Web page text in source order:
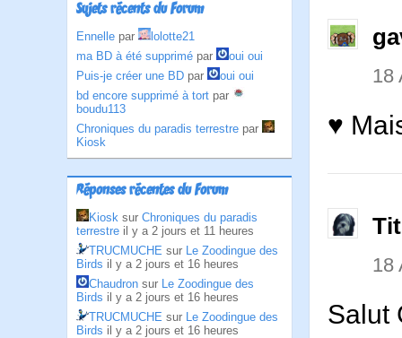
Sujets récents du Forum
Ennelle par
lolotte21
ma BD à été supprimé par
oui oui
Puis-je créer une BD par
oui oui
bd encore supprimé à tort par
boudu113
Chroniques du paradis terrestre par
Kiosk
Réponses récentes du Forum
Kiosk sur Chroniques du paradis
terrestre il y a 2 jours et 11 heures
TRUCMUCHE sur Le Zoodingue des
Birds il y a 2 jours et 16 heures
Chaudron sur Le Zoodingue des
Birds il y a 2 jours et 16 heures
TRUCMUCHE sur Le Zoodingue des
Birds il y a 2 jours et 16 heures
18
♥
18
Salut